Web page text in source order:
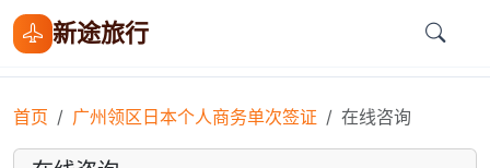
新途旅行
首页 广州领区日本个人商务单次签证 在线咨询